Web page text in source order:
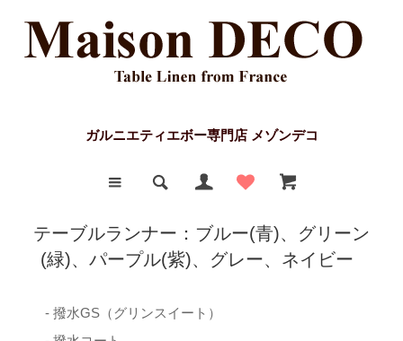
ガルニエティエボー専門店 メゾンデコ
テーブルランナー：ブルー(青)、グリーン
(緑)、パープル(紫)、グレー、ネイビー
- 撥水GS（グリンスイート）